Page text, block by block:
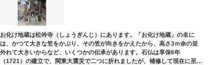
江戸文化発祥の地といわれる浅草には、観音様の境内を中心として広く各所
に名所・旧跡があります。七福神をめぐる途中、これらの名跡も訪ねながら
江戸文化の面影を偲んでみてはいかがでしょうか。
御利益にあやかりながらの散策は、福徳と心の安らぎを与えてくれることで
しょう。
お化け地蔵は松吟寺（しょうぎんじ）にあります。「お化け地蔵」の名に
は、かつて大きな笠をかぶり、その笠が向きをかえたから、高さ3ｍ余の並
外れて大きいからなど、いくつかの伝承があります。石仏は享保6年
（1721）の建立で、関東大震災で二つに折れましたが、補修して現在に至っ